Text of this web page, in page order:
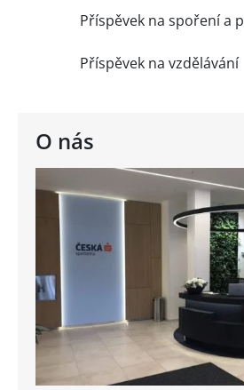
O nás
Příspěvek na spoření a
Příspěvek na vzdělávání